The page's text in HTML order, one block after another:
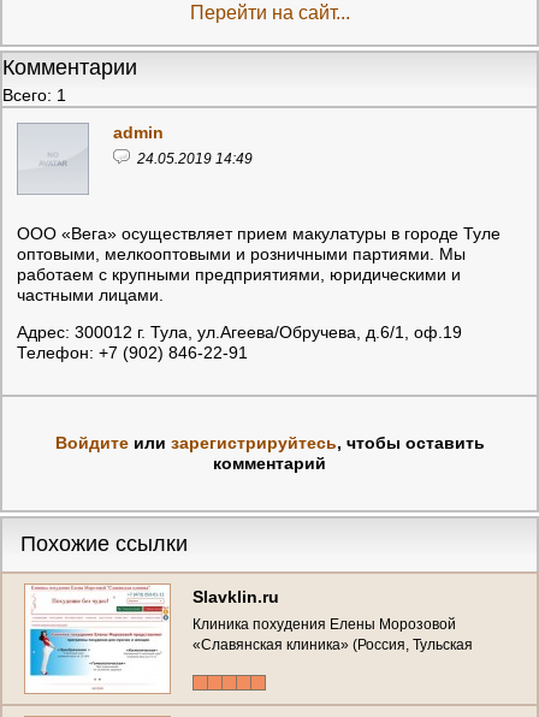
Перейти на сайт...
Комментарии
Всего: 1
admin
24.05.2019 14:49
ООО «Вега» осуществляет прием макулатуры в городе Туле
оптовыми, мелкооптовыми и розничными партиями. Мы
работаем с крупными предприятиями, юридическими и
частными лицами.
Адрес: 300012 г. Тула, ул.Агеева/Обручева, д.6/1, оф.19
Телефон: +7 (902) 846-22-91
Войдитеили зарегистрируйтесь, чтобы оставить
комментарий
Похожие ссылки
Slavklin.ru
Клиника похудения Елены Морозовой
«Славянская клиника» (Россия, Тульская